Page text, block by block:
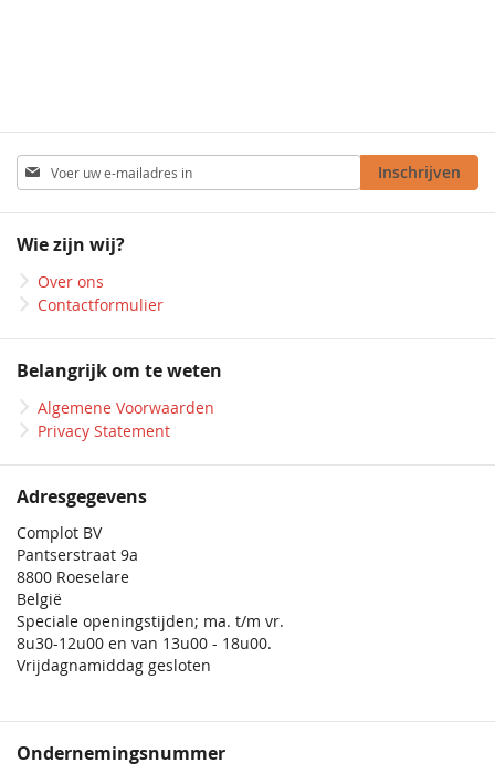
Abonneer
u
op
nieuwsbrief
Inschrijven
Wie zijn wij?
Over ons
Contactformulier
Belangrijk om te weten
Algemene Voorwaarden
Privacy Statement
Adresgegevens
Complot BV
Pantserstraat 9a
8800 Roeselare
België
Speciale openingstijden; ma. t/m vr.
8u30-12u00 en van 13u00 - 18u00.
Vrijdagnamiddag gesloten
Ondernemingsnummer